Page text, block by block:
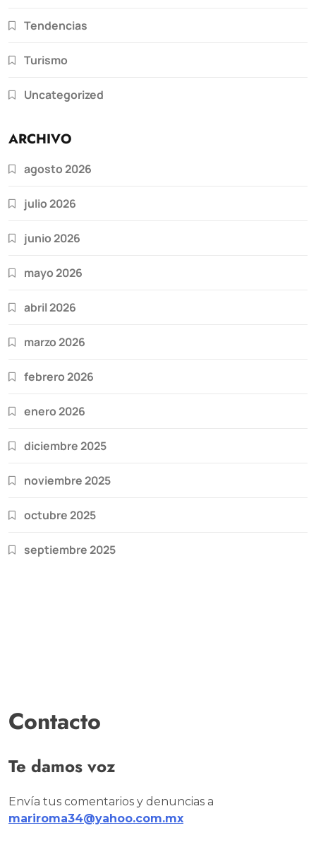
Tendencias
Turismo
Uncategorized
ARCHIVO
agosto 2026
julio 2026
junio 2026
mayo 2026
abril 2026
marzo 2026
febrero 2026
enero 2026
diciembre 2025
noviembre 2025
octubre 2025
septiembre 2025
Contacto
Te damos voz
Envía tus comentarios y denuncias a
mariroma34@yahoo.com.mx